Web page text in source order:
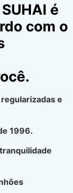
é
com o
e
1996.